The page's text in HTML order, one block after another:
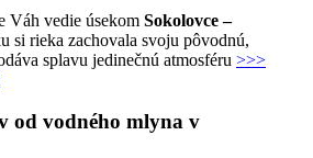
Váh vedie úsekom Sokolovce –
si rieka zachovala svoju pôvodnú,
splavu jedinečnú atmosféru >>>
od vodného mlyna v